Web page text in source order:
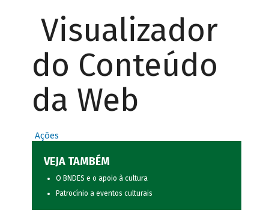
Visualizador
do Conteúdo
da Web
Ações
VEJA TAMBÉM
O BNDES e o apoio à cultura
Patrocínio a eventos culturais